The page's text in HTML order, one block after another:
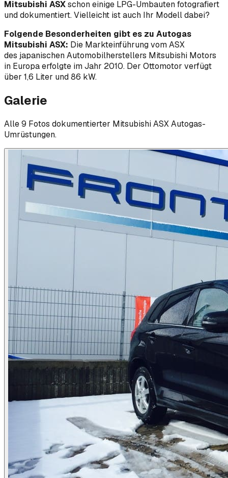
Mitsubishi ASXschon einige LPG-Umbauten fotografiert
und dokumentiert. Vielleicht ist auch Ihr Modell dabei?
Folgende Besonderheiten gibt es zu Autogas
Mitsubishi ASX: Die Markteinführung vom ASX
des japanischen Automobilherstellers Mitsubishi Motors
in Europa erfolgte im Jahr 2010. Der Ottomotor verfügt
über 1,6 Liter und 86 kW.
Galerie
Alle9 Fotos dokumentierter MitsubishiASXAutogas-
Umrüstungen.